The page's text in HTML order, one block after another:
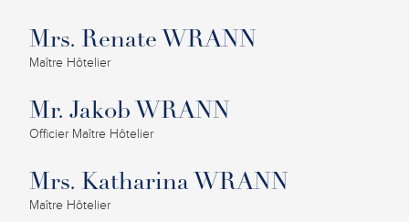
Mrs. Renate WRANN
Maître Hôtelier
Mr. Jakob WRANN
Officier Maître Hôtelier
Mrs. Katharina WRANN
Maître Hôtelier